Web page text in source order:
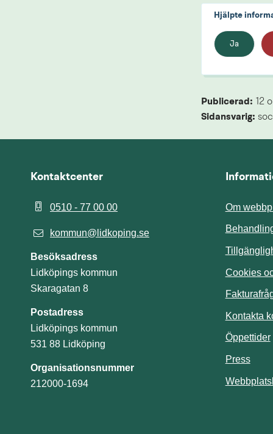
Hjälpte
Ja
Publicerad:
12
Sidansvarig:
Kontaktcenter
0510 - 77 00 00
kommun@lidkoping.se
Besöksadress
Lidköpings kommun
Skaragatan 8
Postadress
Lidköpings kommun
531 88 Lidköping
Organisationsnummer
212000-1694
Om
Cookies
Kontakta
Öppettider
Press